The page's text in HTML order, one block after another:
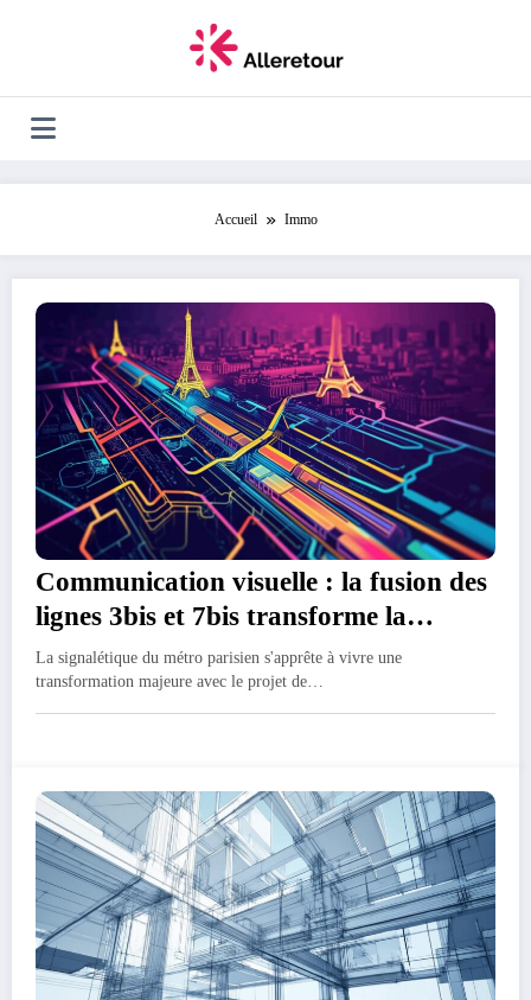
Accueil Immo
Communication visuelle : la fusion des
lignes 3bis et 7bis transforme la
signaletique du metro parisien
La signalétique du métro parisien s'apprête à vivre une
transformation majeure avec le projet de…